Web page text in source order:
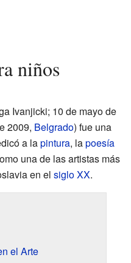
niños
Ivanjicki; 10 de mayo de
2009, Belgrado) fue una
a lapintura, lapoesía
una de las artistas más
en el siglo XX.
el Arte